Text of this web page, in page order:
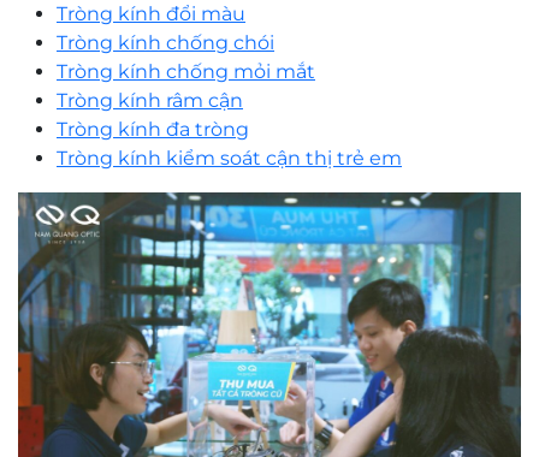
Tròng kính đổi màu
Tròng kính chống chói
Tròng kính chống mỏi mắt
Tròng kính râm cận
Tròng kính đa tròng
Tròng kính kiểm soát cận thị trẻ em